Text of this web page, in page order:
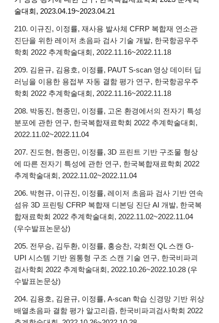
술대회, 2023.04.19~2023.04.21
210. 이규진, 이정률, 재사용 발사체 CFRP 복합재 연소관
진단을 위한 레이저 초음파 검사 기술 개발, 한국항공우주
학회 2022 추계학술대회, 2022.11.16~2022.11.18
209. 김윤규, 김용호, 이정률, PAUT S-scan 영상 데이터 딥
러닝을 이용한 용접부 자동 결함 평가 연구, 한국항공우주
학회 2022 추계학술대회, 2022.11.16~2022.11.18
208. 박동진, 현종민, 이정률, 고온 환경에서의 전자기 특성
분포에 관한 연구, 한국복합재료학회 2022 추계학술대회,
2022.11.02~2022.11.04
207. 진도현, 현종민, 이정률, 3D 프린트 기반 구조물 형상
에 따른 전자기 특성에 관한 연구, 한국복합재료학회 2022
추계학술대회, 2022.11.02~2022.11.04
206. 박현규, 이규진, 이정률, 레이저 초음파 검사 기반 연속
섬유 3D 프린팅 CFRP 복합재 디본딩 진단 AI 개발, 한국복
합재료학회 2022 추계학술대회, 2022.11.02~2022.11.04
(우수발표논문상)
205. 전무승, 김두환, 이정률, 홍승찬, 각회전 QL 스캔 G-
UPI 시스템 기반 원통형 구조 스캔 기술 연구, 한국비파괴
검사학회 2022 추계학술대회, 2022.10.26~2022.10.28 (우
수발표논문상)
204. 김용호, 김윤규, 이정률, A-scan 학습 신경망 기반 위상
배열초음파 결함 평가 알고리즘, 한국비파괴검사학회 2022